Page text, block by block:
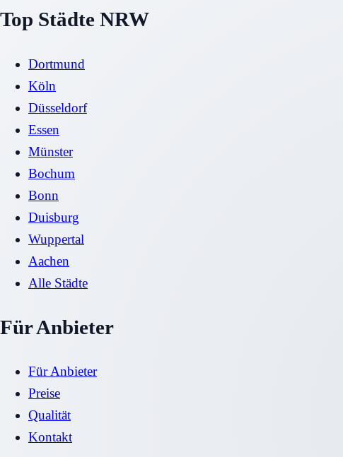
Top Städte NRW
Dortmund
Köln
Düsseldorf
Essen
Münster
Bochum
Bonn
Duisburg
Wuppertal
Aachen
Alle Städte
Für Anbieter
Für Anbieter
Preise
Qualität
Kontakt